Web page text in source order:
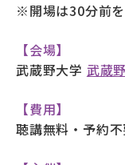
※開場は30分前
【会場】
武蔵野大学 武蔵
【費用】
聴講無料・予約